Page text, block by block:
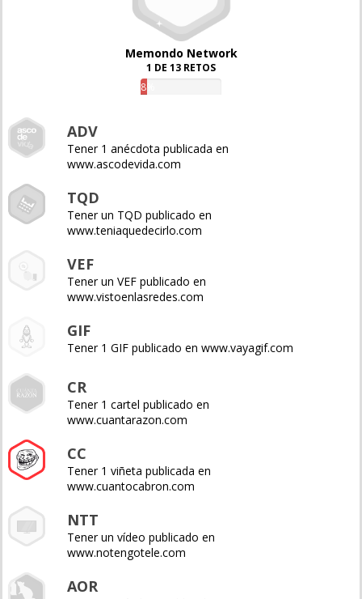
Memondo Network
1 DE 13 RETOS
8%
ADV
Tener 1 anécdota publicada en
www.ascodevida.com
TQD
Tener un TQD publicado en
www.teniaquedecirlo.com
VEF
Tener un VEF publicado en
www.vistoenlasredes.com
GIF
Tener 1 GIF publicado en www.vayagif.com
CR
Tener 1 cartel publicado en
www.cuantarazon.com
CC
Tener 1 viñeta publicada en
www.cuantocabron.com
NTT
Tener un vídeo publicado en
www.notengotele.com
AOR